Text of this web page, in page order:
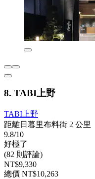
8. TABI上野
TABI上野
距離日暮里布料街 2 公里
9.8/10
好極了
(82 則評論)
NT$9,330
總價 NT$10,263